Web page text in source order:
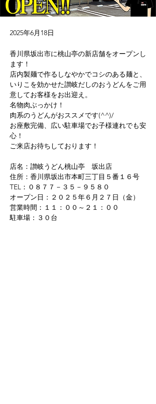
2025年6月18日
香川県坂出市に桃山亭の新店舗をオープンし
ます！
店内製麺で作るしなやかでコシのある麺と、
いりこを効かせた讃岐だしのおうどんをご用
意してお客様をお出迎え。
名物肉ぶっかけ！
肉系のうどんがおススメです(^^)/
お座敷完備、広い駐車場でお子様連れでも安
心！
ご来店お待ちしております！
店名：讃岐うどん桃山亭　坂出店
住所：香川県坂出市本町三丁目５番１６号
TEL：０８７７－３５－９５８０
オープン日：２０２５年６月２７日（金）
営業時間：１１：００～２１：００
駐車場：３０台